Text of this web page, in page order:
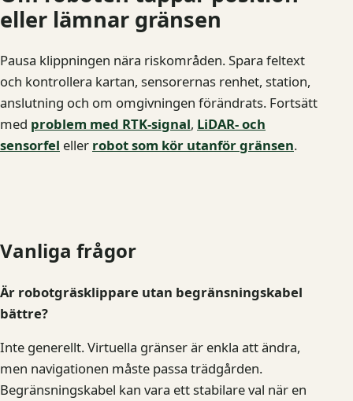
eller lämnar gränsen
Pausa klippningen nära riskområden. Spara feltext
och kontrollera kartan, sensorernas renhet, station,
anslutning och om omgivningen förändrats. Fortsätt
med problem med RTK-signal, LiDAR- och
sensorfel eller robot som kör utanför gränsen.
Vanliga frågor
Är robotgräsklippare utan begränsningskabel
bättre?
Inte generellt. Virtuella gränser är enkla att ändra,
men navigationen måste passa trädgården.
Begränsningskabel kan vara ett stabilare val när en